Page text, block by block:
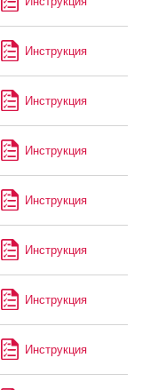
Инструкция
Инструкция
Инструкция
Инструкция
Инструкция
Инструкция
Инструкция